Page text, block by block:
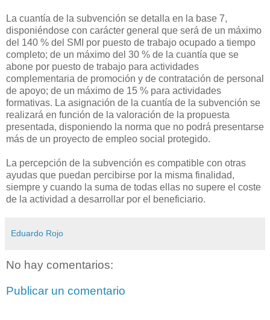
La cuantía de la subvención se detalla en la base 7,
disponiéndose con carácter general que será de un máximo
del 140 % del SMI por puesto de trabajo ocupado a tiempo
completo; de un máximo del 30 % de la cuantía que se
abone por puesto de trabajo para actividades
complementaria de promoción y de contratación de personal
de apoyo; de un máximo de 15 % para actividades
formativas. La asignación de la cuantía de la subvención se
realizará en función de la valoración de la propuesta
presentada, disponiendo la norma que no podrá presentarse
más de un proyecto de empleo social protegido.
La percepción de la subvención es compatible con otras
ayudas que puedan percibirse por la misma finalidad,
siempre y cuando la suma de todas ellas no supere el coste
de la actividad a desarrollar por el beneficiario.
Eduardo Rojo
No hay comentarios:
Publicar un comentario